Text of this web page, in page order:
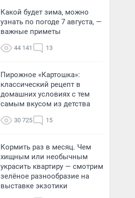
Какой будет зима, можно
узнать по погоде 7 августа, —
важные приметы
44 141 13
Пирожное «Картошка»:
классический рецепт в
домашних условиях с тем
самым вкусом из детства
30 725 15
Кормить раз в месяц. Чем
хищным или необычным
украсить квартиру — смотрим
зелёное разнообразие на
выставке экзотики